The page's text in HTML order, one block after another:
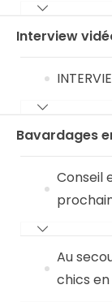
Interview
Bavardages
Conseil
Au
chics